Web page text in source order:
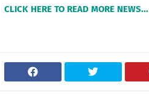
CLICK HERE TO READ MORE NEWS...